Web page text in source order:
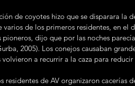
varios de los primeros residentes, en el
pioneros, dijo que por las noches
2005). Los conejos causaban
a recurrir a la caza para